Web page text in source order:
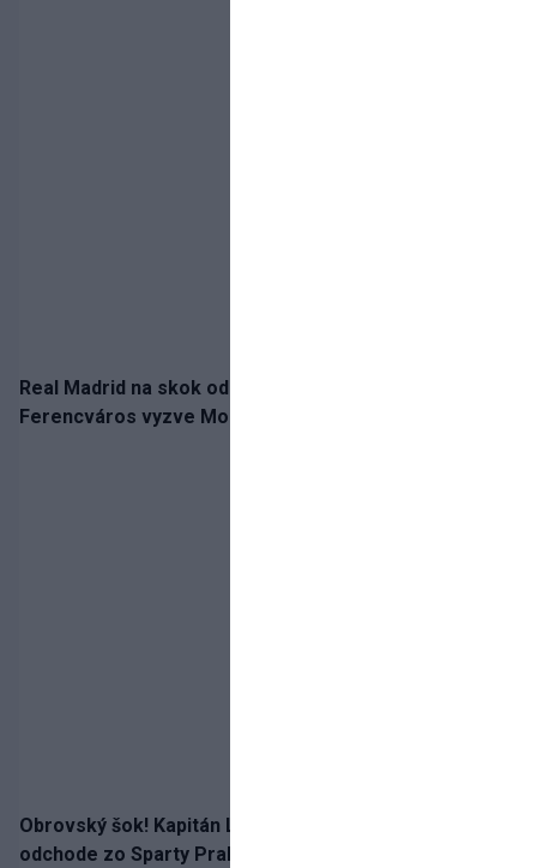
Real Madrid na skok od Slovenska: Borbélyho
Ferencváros vyzve Mourinhove hviezdy
Obrovský šok! Kapitán Lukáš Haraslín je údajne na
odchode zo Sparty Praha